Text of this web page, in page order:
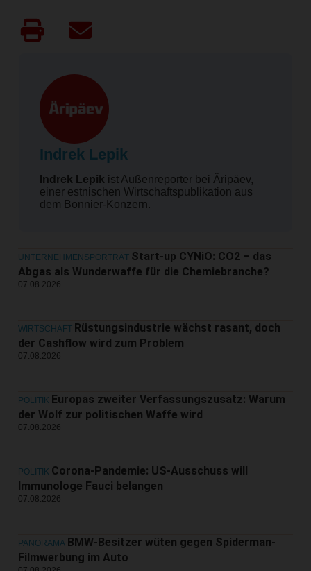
Indrek Lepik
Indrek Lepik ist Außenreporter bei Äripäev,
einer estnischen Wirtschaftspublikation aus
dem Bonnier-Konzern.
UNTERNEHMENSPORTRÄT Start-up CYNiO: CO2 – das
Abgas als Wunderwaffe für die Chemiebranche?
07.08.2026
WIRTSCHAFT Rüstungsindustrie wächst rasant, doch
der Cashflow wird zum Problem
07.08.2026
POLITIK Europas zweiter Verfassungszusatz: Warum
der Wolf zur politischen Waffe wird
07.08.2026
POLITIK Corona-Pandemie: US-Ausschuss will
Immunologe Fauci belangen
07.08.2026
PANORAMA BMW-Besitzer wüten gegen Spiderman-
Filmwerbung im Auto